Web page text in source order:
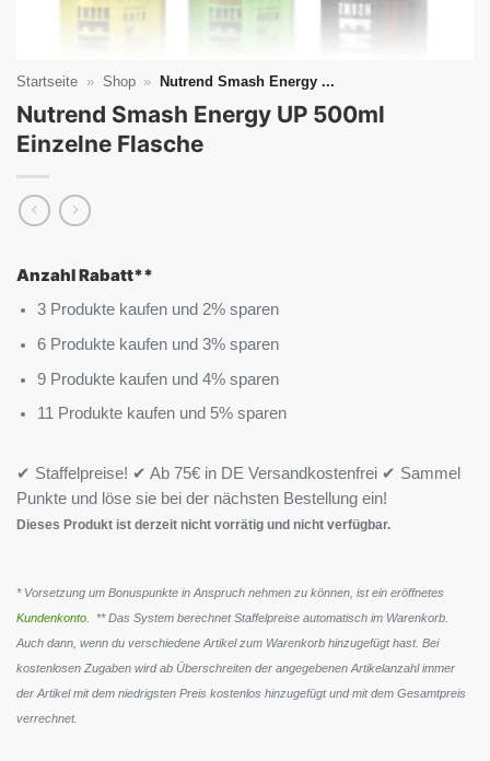
Startseite » Shop » Nutrend Smash Energy ...
Nutrend Smash Energy UP 500ml
Einzelne Flasche
Anzahl Rabatt**
3 Produkte kaufen und 2% sparen
6 Produkte kaufen und 3% sparen
9 Produkte kaufen und 4% sparen
11 Produkte kaufen und 5% sparen
✔ Staffelpreise! ✔ Ab 75€ in DE Versandkostenfrei ✔ Sammel
Punkte und löse sie bei der nächsten Bestellung ein!
Dieses Produkt ist derzeit nicht vorrätig und nicht verfügbar.
* Vorsetzung um Bonuspunkte in Anspruch nehmen zu können, ist ein eröffnetes
Kundenkonto . ** Das System berechnet Staffelpreise automatisch im Warenkorb.
Auch dann, wenn du verschiedene Artikel zum Warenkorb hinzugefügt hast. Bei
kostenlosen Zugaben wird ab Überschreiten der angegebenen Artikelanzahl immer
der Artikel mit dem niedrigsten Preis kostenlos hinzugefügt und mit dem Gesamtpreis
verrechnet.